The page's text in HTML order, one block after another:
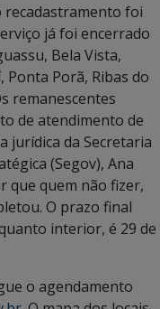
recadastramento foi
já foi encerrado
Bela Vista,
Ponta Porã, Ribas do
remanescentes
de atendimento de
jurídica da Secretaria
(Segov), Ana
que quem não fizer,
O prazo final
interior, é 29 de
o agendamento